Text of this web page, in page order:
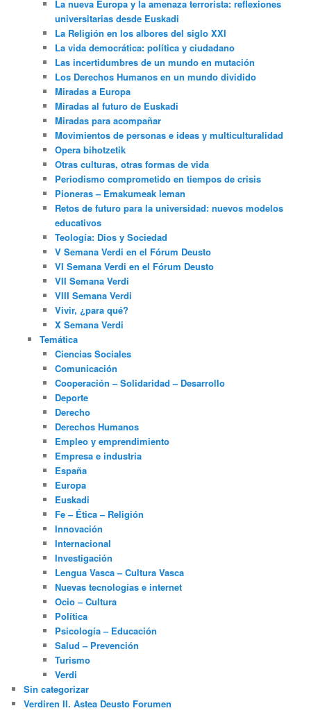
La nueva Europa y la amenaza terrorista: reflexiones
universitarias desde Euskadi
La Religión en los albores del siglo XXI
La vida democrática: política y ciudadano
Las incertidumbres de un mundo en mutación
Los Derechos Humanos en un mundo dividido
Miradas a Europa
Miradas al futuro de Euskadi
Miradas para acompañar
Movimientos de personas e ideas y multiculturalidad
Opera bihotzetik
Otras culturas, otras formas de vida
Periodismo comprometido en tiempos de crisis
Pioneras – Emakumeak leman
Retos de futuro para la universidad: nuevos modelos
educativos
Teología: Dios y Sociedad
V Semana Verdi en el Fórum Deusto
VI Semana Verdi en el Fórum Deusto
VII Semana Verdi
VIII Semana Verdi
Vivir, ¿para qué?
X Semana Verdi
Temática
Ciencias Sociales
Comunicación
Cooperación – Solidaridad – Desarrollo
Deporte
Derecho
Derechos Humanos
Empleo y emprendimiento
Empresa e industria
España
Europa
Euskadi
Fe – Ética – Religión
Innovación
Internacional
Investigación
Lengua Vasca – Cultura Vasca
Nuevas tecnologías e internet
Ocio – Cultura
Política
Psicología – Educación
Salud – Prevención
Turismo
Verdi
Sin categorizar
Verdiren II. Astea Deusto Forumen